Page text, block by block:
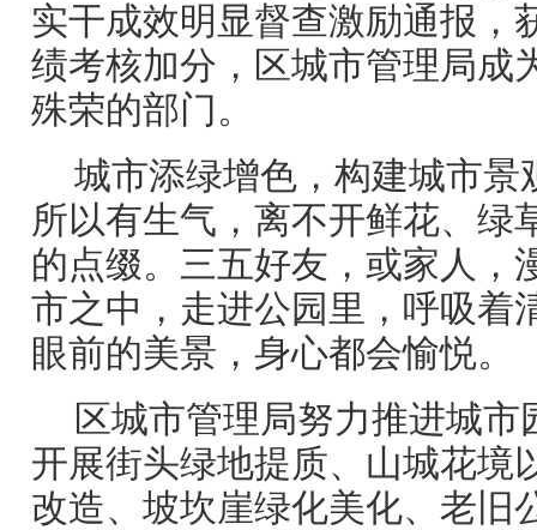
实干成效明显督查激励通报，
绩考核加分，区城市管理局成
殊荣的部门。
城市添绿增色，构建城市景
所以有生气，离不开鲜花、绿
的点缀。三五好友，或家人，
市之中，走进公园里，呼吸着
眼前的美景，身心都会愉悦。
区城市管理局努力推进城
开展街头绿地提质、山城花境
改造、坡坎崖绿化美化、老旧